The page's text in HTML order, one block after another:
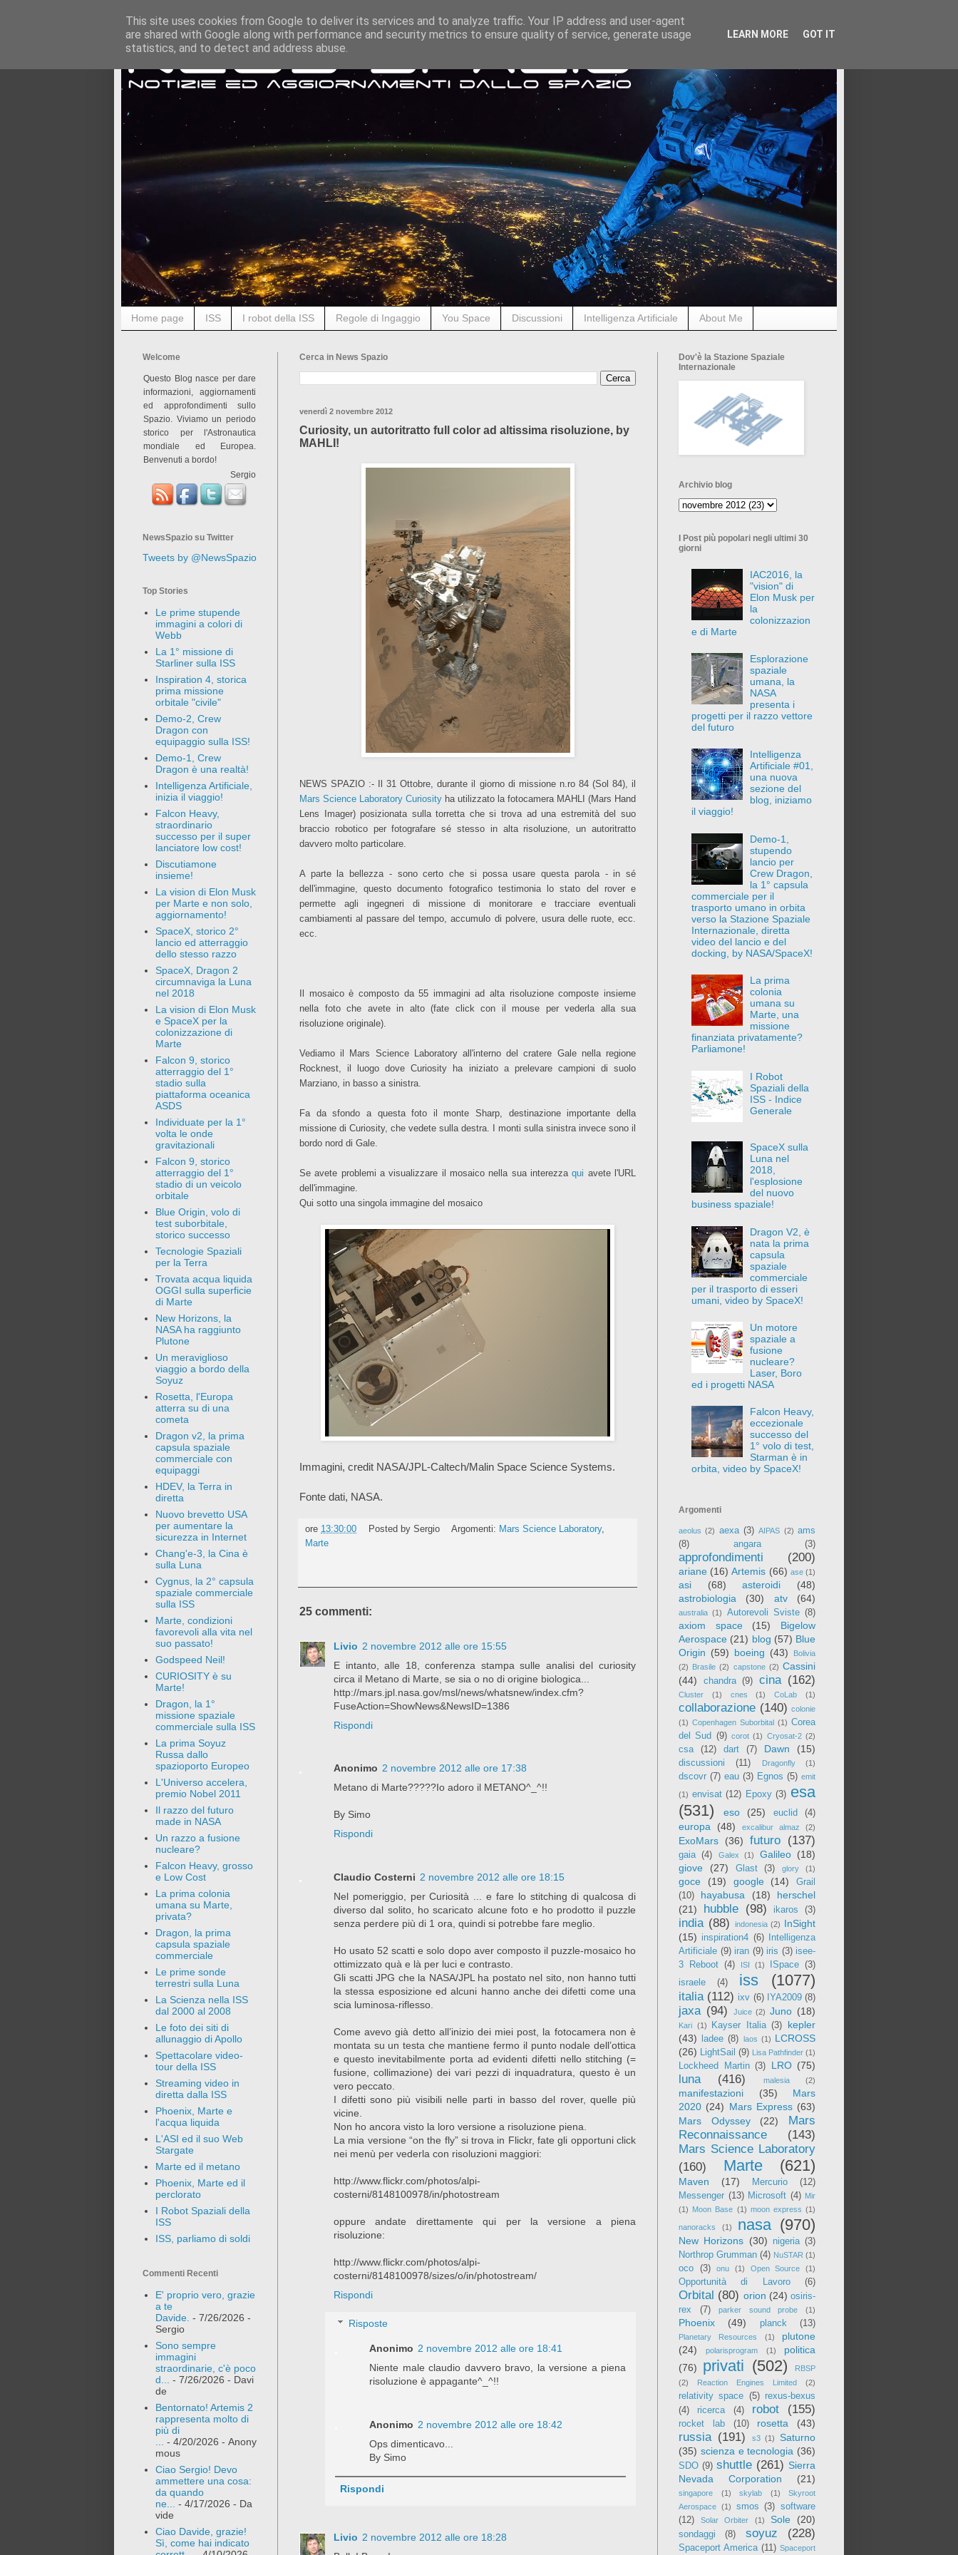
Home page ISS I robot della ISS Regole di Ingaggio You Space Discussioni Intelligenza Artificiale About Me
Cerca in News Spazio
venerdì 2 novembre 2012
Curiosity, un autoritratto full color ad altissima risoluzione, by
MAHLI!
NEWS SPAZIO :- Il 31 Ottobre, durante il giorno di missione n.ro 84 (Sol 84), il
Mars Science Laboratory Curiosity ha utilizzato la fotocamera MAHLI (Mars Hand
Lens Imager) posizionata sulla torretta che si trova ad una estremità del suo
braccio robotico per fotografare sé stesso in alta risoluzione, un autoritratto
davvero molto particolare.
A parte la bellezza - sono certo che si possa usare questa parola - in sé
dell'immagine, questo documento fotografico testimonia lo stato del rover e
permette agli ingegneri di missione di monitorare e tracciare eventuali
cambiamenti al passare del tempo, accumulo di polvere, usura delle ruote, ecc.
ecc.
Il mosaico è composto da 55 immagini ad alta risoluzione composte insieme
nella foto che avete in alto (fate click con il mouse per vederla alla sua
risoluzione originale).
Vediamo il Mars Science Laboratory all'interno del cratere Gale nella regione
Rocknest , il luogo dove Curiosity ha iniziato a prelevare campioni di suolo
Marziano, in basso a sinistra.
Fa da sfondo a questa foto il monte Sharp, destinazione importante della
missione di Curiosity, che vedete sulla destra. I monti sulla sinistra invece sono il
bordo nord di Gale.
Se avete problemi a visualizzare il mosaico nella sua interezzaqui avete l'URL
dell'immagine.
Qui sotto una singola immagine del mosaico
Immagini, credit NASA/JPL-Caltech/Malin Space Science Systems.
Fonte dati, NASA.
ore 13:30:00 Posted by Sergio Argomenti: Mars Science Laboratory,
Marte
25 commenti:
Livio 2 novembre 2012 alle ore 15:55
E intanto, alle 18, conferenza stampa sulle analisi del curiosity
circa il Metano di Marte, se sia o no di origine biologica...
http://mars.jpl.nasa.gov/msl/news/whatsnew/index.cfm?
FuseAction=ShowNews&NewsID=1386
Rispondi
Anonimo 2 novembre 2012 alle ore 17:38
Metano di Marte?????Io adoro il METANO^_^!!
By Simo
Rispondi
Claudio Costerni 2 novembre 2012 alle ore 18:15
Nel pomeriggio, per Curiosità ... e fare lo stitching di qualcosa di
diverso dal solito, ho scaricato alcune foto e ho prodotto il puzzle
senza perdere più di 1 ora, quindi si potrebbe fare meglio.
Ho usato 52 scatti e solo dopo aver composto il puzzle-mosaico ho
ottimizzato quà e là per luci e contrasto.
Gli scatti JPG che la NASA/JPL ha postato nel sito, non hanno tutti
la stessa esposizione ed alcuni hanno anche dei difetti come una
scia luminosa-riflesso.
Come avevo già detto all’inizio dei miei post, la fotocamera non è
montata su un testa che mantiene fermo il punto nodale dell’ottica
e questo inevitabilmente porta ad evidenti difetti nello stitching (=
fusione, collimazione) dei vari pezzi di inquadratura, questo è un
vero peccato.
I difetti sono più visibili nelle parti in basso del rover, quelle più
vicine.
Non ho ancora visto la loro versione a risoluzione piena.
La mia versione “on the fly” si trova in Flickr, fate gli opportuni click
nei menù per vederla con risoluzioni maggiori:
http://www.flickr.com/photos/alpi-
costerni/8148100978/in/photostream
oppure andate direttamente qui per la versione a piena
risoluzione:
http://www.flickr.com/photos/alpi-
costerni/8148100978/sizes/o/in/photostream/
Rispondi
Risposte
Anonimo 2 novembre 2012 alle ore 18:41
Niente male claudio davvero bravo, la versione a piena
risoluzione è appagante^_^!!
Anonimo 2 novembre 2012 alle ore 18:42
Ops dimenticavo...
By Simo
Rispondi
Livio 2 novembre 2012 alle ore 18:28
Welcome
Questo Blog nasce per dare
informazioni, aggiornamenti
ed approfondimenti sullo
Spazio. Viviamo un periodo
storico per l'Astronautica
mondiale ed Europea.
Benvenuti a bordo!
Sergio
NewsSpazio su Twitter
Tweets by @NewsSpazio
Top Stories
Le prime stupende
immagini a colori di
Webb
La 1° missione di
Starliner sulla ISS
Inspiration 4, storica
prima missione
orbitale "civile"
Demo-2, Crew
Dragon con
equipaggio sulla ISS!
Demo-1, Crew
Dragon è una realtà!
Intelligenza Artificiale,
inizia il viaggio!
Falcon Heavy,
straordinario
successo per il super
lanciatore low cost!
Discutiamone
insieme!
La vision di Elon Musk
per Marte e non solo,
aggiornamento!
SpaceX, storico 2°
lancio ed atterraggio
dello stesso razzo
SpaceX, Dragon 2
circumnaviga la Luna
nel 2018
La vision di Elon Musk
e SpaceX per la
colonizzazione di
Marte
Falcon 9, storico
atterraggio del 1°
stadio sulla
piattaforma oceanica
ASDS
Individuate per la 1°
volta le onde
gravitazionali
Falcon 9, storico
atterraggio del 1°
stadio di un veicolo
orbitale
Blue Origin, volo di
test suborbitale,
storico successo
Tecnologie Spaziali
per la Terra
Trovata acqua liquida
OGGI sulla superficie
di Marte
New Horizons, la
NASA ha raggiunto
Plutone
Un meraviglioso
viaggio a bordo della
Soyuz
Rosetta, l'Europa
atterra su di una
cometa
Dragon v2, la prima
capsula spaziale
commerciale con
equipaggi
HDEV, la Terra in
diretta
Nuovo brevetto USA
per aumentare la
sicurezza in Internet
Chang'e-3, la Cina è
sulla Luna
Cygnus, la 2° capsula
spaziale commerciale
sulla ISS
Marte, condizioni
favorevoli alla vita nel
suo passato!
Godspeed Neil!
CURIOSITY è su
Marte!
Dragon, la 1°
missione spaziale
commerciale sulla ISS
La prima Soyuz
Russa dallo
spazioporto Europeo
L'Universo accelera,
premio Nobel 2011
Il razzo del futuro
made in NASA
Un razzo a fusione
nucleare?
Falcon Heavy, grosso
e Low Cost
La prima colonia
umana su Marte,
privata?
Dragon, la prima
capsula spaziale
commerciale
Le prime sonde
terrestri sulla Luna
La Scienza nella ISS
dal 2000 al 2008
Le foto dei siti di
allunaggio di Apollo
Spettacolare video-
tour della ISS
Streaming video in
diretta dalla ISS
Phoenix, Marte e
l'acqua liquida
L'ASI ed il suo Web
Stargate
Marte ed il metano
Phoenix, Marte ed il
perclorato
I Robot Spaziali della
ISS
ISS, parliamo di soldi
Commenti Recenti
E' proprio vero, grazie
a te
Davide. - 7/26/2026 -
Sergio
Sono sempre
immagini
straordinarie, c'è poco
d... - 7/26/2026 - Davi
de
Bentornato! Artemis 2
rappresenta molto di
più di
... - 4/20/2026 - Anony
mous
Ciao Sergio! Devo
ammettere una cosa:
da quando
ne... - 4/17/2026 - Da
vide
Ciao Davide, grazie!
Sì, come hai indicato
Dov'è la Stazione Spaziale
Internazionale
Archivio blog
I Post più popolari negli ultimi 30
giorni
IAC2016, la
"vision" di
Elon Musk per
la
colonizzazion
e di Marte
Esplorazione
spaziale
umana, la
NASA
presenta i
progetti per il razzo vettore
del futuro
Intelligenza
Artificiale #01,
una nuova
sezione del
blog, iniziamo
il viaggio!
Demo-1,
stupendo
lancio per
Crew Dragon,
la 1° capsula
commerciale per il
trasporto umano in orbita
verso la Stazione Spaziale
Internazionale, diretta
video del lancio e del
docking, by NASA/SpaceX!
La prima
colonia
umana su
Marte, una
missione
finanziata privatamente?
Parliamone!
I Robot
Spaziali della
ISS - Indice
Generale
SpaceX sulla
Luna nel
2018,
l'esplosione
del nuovo
business spaziale!
Dragon V2, è
nata la prima
capsula
spaziale
commerciale
per il trasporto di esseri
umani, video by SpaceX!
Un motore
spaziale a
fusione
nucleare?
Laser, Boro
ed i progetti NASA
Falcon Heavy,
eccezionale
successo del
1° volo di test,
Starman è in
orbita, video by SpaceX!
Argomenti
aeolus (2) aexa (3) AIPAS (2) ams
(8)
angara (3)
approfondimenti (200)
ariane (16) Artemis (66) ase (1)
asi (68) asteroidi
(48)
astrobiologia
(30) atv (64)
australia (1) Autorevoli Sviste (8)
axiom space (15)
Bigelow
Aerospace (21) blog (57) Blue
Origin (59) boeing (43)
Bolivia
(2) Brasile (2) capstone (2) Cassini
(44)
chandra (9) cina (162)
Cluster (1) cnes (1) CoLab (1)
collaborazione (140) colonie
(1) Copenhagen Suborbital (1) Corea
del Sud (9) corot (1) Cryosat-2 (2)
csa (12) dart (7) Dawn (15)
discussioni (11) Dragonfly (1)
dscovr (7) eau (3) Egnos (5) emit
(1) envisat (12) Epoxy (3) esa
(531)
eso (25) euclid (4)
europa (48) excalibur almaz (2)
ExoMars (36) futuro (137)
gaia (4) Galex (1) Galileo (18)
giove
(27) Glast (3) glory (1)
goce (19) google (14)
Grail
(10)
hayabusa (18)
herschel
(21)
hubble (98) ikaros (3)
india (88) indonesia (2) InSight
(15) inspiration4 (6)
Intelligenza
Artificiale (9) iran (9) iris (3) isee-
3 Reboot (4) ISI (1) ISpace (3)
israele
(4) iss (1077)
italia (112) ixv (6) IYA2009 (8)
jaxa (94) Juice (2) Juno (18)
Kari (1) Kayser Italia (3)
kepler
(43)
ladee (8) laos (1) LCROSS
(26) LightSail (9) Lisa Pathfinder (1)
Lockheed Martin (3) LRO (75)
luna (416) malesia (2)
manifestazioni (35)
Mars
2020 (24) Mars Express (63)
Mars Odyssey
(22)
Mars
Reconnaissance
(143)
Mars Science Laboratory
(160)
Marte (621)
Maven (17) Mercurio
(12)
Messenger (13) Microsoft (4) Mir
(1) Moon Base (1) moon express (1)
nanoracks (1) nasa (970)
New Horizons (30) nigeria (3)
Northrop Grumman (4) NuSTAR (1)
oco (3) onu (1) Open Source (1)
Opportunità di Lavoro (6)
Orbital (80) orion (24) osiris-
rex
(7) parker sound probe (1)
Phoenix (49) planck (13)
Planetary Resources (1)
plutone
(24)
polarisprogram (1)
politica
(76)
privati (502)
RBSP
(2)
Reaction Engines Limited (2)
relativity space (5) rexus-bexus
(4)
ricerca (4) robot (155)
rocket lab (10) rosetta (43)
russia (191) s3 (1)
Saturno
(35) scienza e tecnologia (36)
SDO (9) shuttle (261) Sierra
Nevada Corporation
(21)
singapore (1) skylab (1)
Skyroot
Aerospace (1) smos (3) software
(12)
Solar Orbiter (1) Sole (20)
sondaggi (8) soyuz (228)
Spaceport America (11) Spaceport
This site uses cookies from Google to deliver its services and to analyze traffic. Your IP address and user-agent
are shared with Google along with performance and security metrics to ensure quality of service, generate usage
statistics, and to detect and address abuse.
LEARN MORE GOT IT